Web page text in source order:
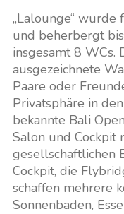
„Lalounge“
und beherbergt
insgesamt 8 WCs.
ausgezeichnete
Paare oder
Privatsphäre in
bekannte Bali
Salon und Cockpit
gesellschaftlichen
Cockpit, die
schaffen mehrere
Sonnenbaden,